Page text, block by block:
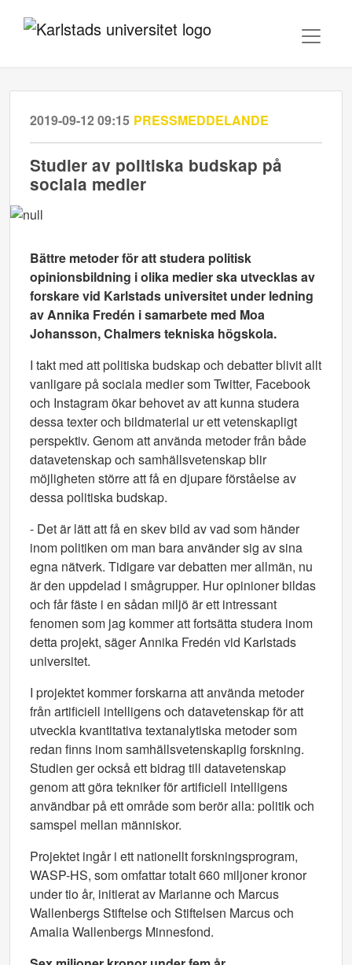
2019-09-12 09:15 PRESSMEDDELANDE
Studier av politiska budskap på
sociala medier
Bättre metoder för att studera politisk
opinionsbildning i olika medier ska utvecklas av
forskare vid Karlstads universitet under ledning
av Annika Fredén i samarbete med Moa
Johansson, Chalmers tekniska högskola.
I takt med att politiska budskap och debatter blivit allt
vanligare på sociala medier som Twitter, Facebook
och Instagram ökar behovet av att kunna studera
dessa texter och bildmaterial ur ett vetenskapligt
perspektiv. Genom att använda metoder från både
datavetenskap och samhällsvetenskap blir
möjligheten större att få en djupare förståelse av
dessa politiska budskap.
- Det är lätt att få en skev bild av vad som händer
inom politiken om man bara använder sig av sina
egna nätverk. Tidigare var debatten mer allmän, nu
är den uppdelad i smågrupper. Hur opinioner bildas
och får fäste i en sådan miljö är ett intressant
fenomen som jag kommer att fortsätta studera inom
detta projekt, säger Annika Fredén vid Karlstads
universitet.
I projektet kommer forskarna att använda metoder
från artificiell intelligens och datavetenskap för att
utveckla kvantitativa textanalytiska metoder som
redan finns inom samhällsvetenskaplig forskning.
Studien ger också ett bidrag till datavetenskap
genom att göra tekniker för artificiell intelligens
användbar på ett område som berör alla: politik och
samspel mellan människor.
Projektet ingår i ett nationellt forskningsprogram,
WASP-HS, som omfattar totalt 660 miljoner kronor
under tio år, initierat av Marianne och Marcus
Wallenbergs Stiftelse och Stiftelsen Marcus och
Amalia Wallenbergs Minnesfond.